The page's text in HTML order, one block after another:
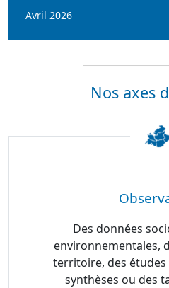
Avril 2026
Nos axes
Des données
environnementales,
territoire, des études
synthèses ou des